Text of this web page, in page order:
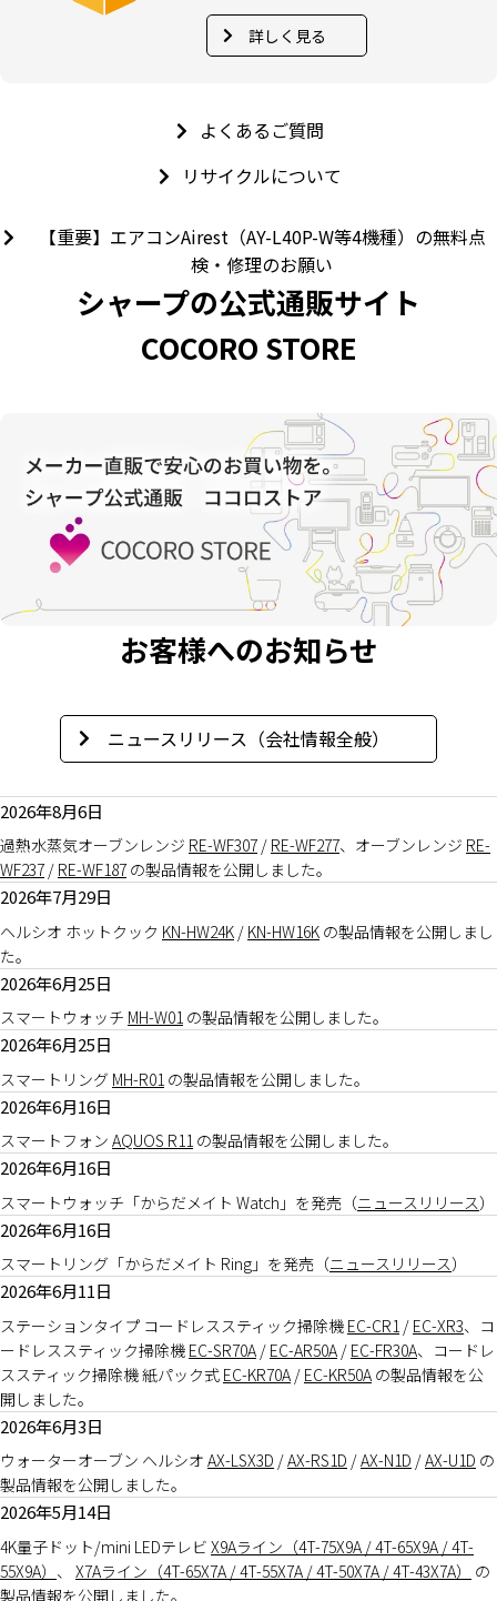
詳しく見る
よくあるご質問
リサイクルについて
【重要】エアコンAirest（AY-L40P-W等4機種）の無料点
検・修理のお願い
シャープの公式通販サイト
COCORO STORE
お客様へのお知らせ
ニュースリリース（会社情報全般）
2026年8月6日
過熱水蒸気オーブンレンジ RE-WF307 / RE-WF277、オーブンレンジ RE-
WF237 / RE-WF187 の製品情報を公開しました。
2026年7月29日
ヘルシオ ホットクック KN-HW24K / KN-HW16K の製品情報を公開しまし
た。
2026年6月25日
スマートウォッチ MH-W01 の製品情報を公開しました。
2026年6月25日
スマートリング MH-R01 の製品情報を公開しました。
2026年6月16日
スマートフォン AQUOS R11 の製品情報を公開しました。
2026年6月16日
スマートウォッチ「からだメイト Watch」を発売（ニュースリリース）
2026年6月16日
スマートリング「からだメイト Ring」を発売（ニュースリリース）
2026年6月11日
ステーションタイプ コードレススティック掃除機 EC-CR1 / EC-XR3、コ
ードレススティック掃除機 EC-SR70A / EC-AR50A / EC-FR30A、コードレ
ススティック掃除機 紙パック式 EC-KR70A / EC-KR50A の製品情報を公
開しました。
2026年6月3日
ウォーターオーブン ヘルシオ AX-LSX3D /AX-RS1D /AX-N1D /AX-U1D の
製品情報を公開しました。
2026年5月14日
4K量子ドット/mini LEDテレビ X9Aライン（4T-75X9A / 4T-65X9A / 4T-
55X9A） 、 X7Aライン（4T-65X7A / 4T-55X7A / 4T-50X7A / 4T-43X7A）
の
製品情報を公開しました。